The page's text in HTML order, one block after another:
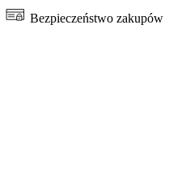
Bezpieczeństwo zakupów